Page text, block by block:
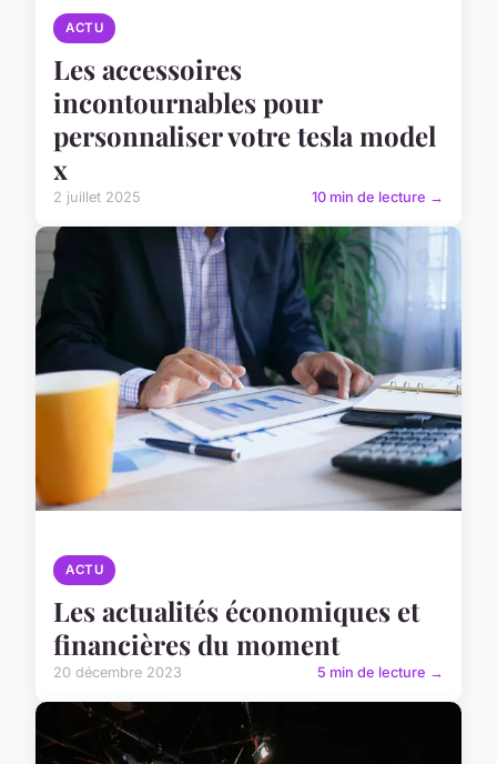
ACTU
Les accessoires
incontournables pour
personnaliser votre tesla model
x
2 juillet 2025 10 min de lecture →
ACTU
Les actualités économiques et
financières du moment
20 décembre 2023 5 min de lecture →